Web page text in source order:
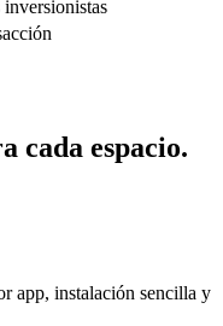
cada espacio.
app, instalación sencilla y